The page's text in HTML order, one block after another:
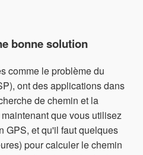
bonne solution
comme le problème du
ont des applications dans
de chemin et la
que vous utilisez
GPS, et qu'il faut quelques
pour calculer le chemin